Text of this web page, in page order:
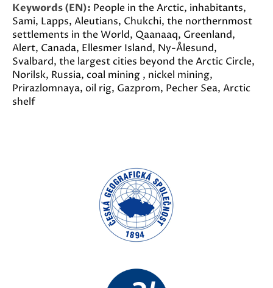
Keywords (EN): People in the Arctic, inhabitants,
Sami, Lapps, Aleutians, Chukchi, the northernmost
settlements in the World, Qaanaaq, Greenland,
Alert, Canada, Ellesmer Island, Ny-Ålesund,
Svalbard, the largest cities beyond the Arctic Circle,
Norilsk, Russia, coal mining , nickel mining,
Prirazlomnaya, oil rig, Gazprom, Pecher Sea, Arctic
shelf